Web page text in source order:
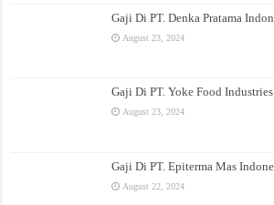
Gaji Di PT. Denka Pratama
August 23, 2024
Gaji Di PT. Yoke Food
August 23, 2024
Gaji Di PT. Epiterma Mas
August 22, 2024